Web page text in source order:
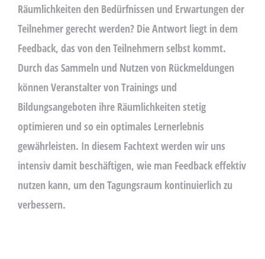
Räumlichkeiten den Bedürfnissen und Erwartungen der
Teilnehmer gerecht werden? Die Antwort liegt in dem
Feedback, das von den Teilnehmern selbst kommt.
Durch das Sammeln und Nutzen von Rückmeldungen
können Veranstalter von Trainings und
Bildungsangeboten ihre Räumlichkeiten stetig
optimieren und so ein optimales Lernerlebnis
gewährleisten. In diesem Fachtext werden wir uns
intensiv damit beschäftigen, wie man Feedback effektiv
nutzen kann, um den Tagungsraum kontinuierlich zu
verbessern.